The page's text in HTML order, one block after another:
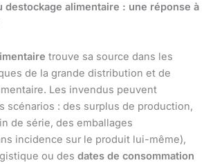
destockage alimentaire : une réponse à
trouve sa source dans les
de la grande distribution et de
Les invendus peuvent
scénarios : des surplus de production,
de série, des emballages
incidence sur le produit lui-même),
ou des dates de consommation